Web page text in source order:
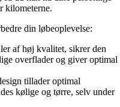
kilometerne.
din løbeoplevelse:
af høj kvalitet, sikrer den
overflader og giver optimal
tillader optimal
kølige og tørre, selv under